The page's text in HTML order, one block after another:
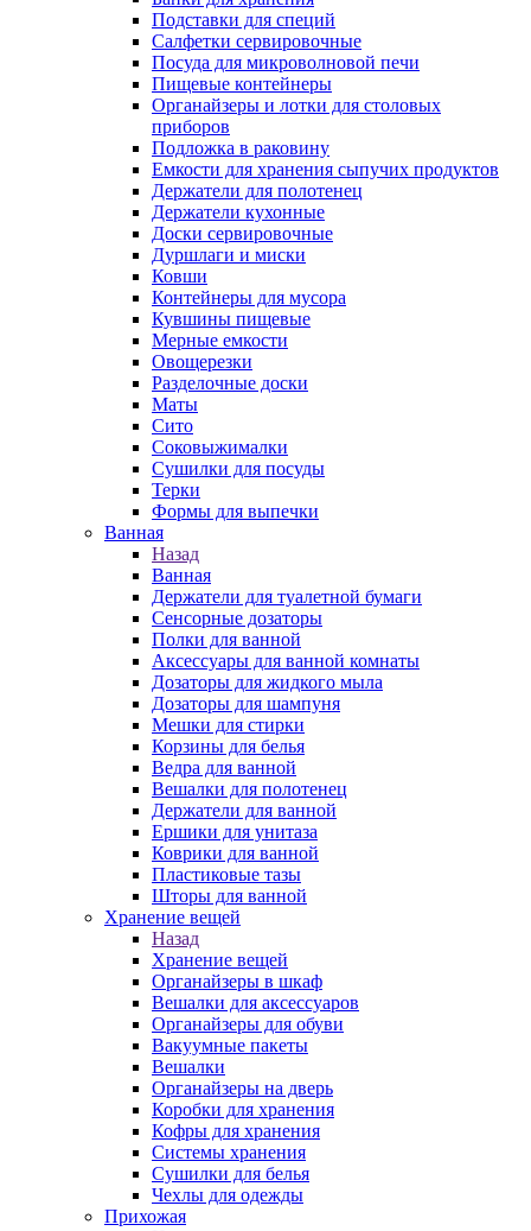
Подставки для специй
Салфетки сервировочные
Посуда для микроволновой печи
Пищевые контейнеры
Органайзеры и лотки для столовых
приборов
Подложка в раковину
Емкости для хранения сыпучих продуктов
Держатели для полотенец
Держатели кухонные
Доски сервировочные
Дуршлаги и миски
Ковши
Контейнеры для мусора
Кувшины пищевые
Мерные емкости
Овощерезки
Разделочные доски
Маты
Сито
Соковыжималки
Сушилки для посуды
Терки
Формы для выпечки
Ванная
Назад
Ванная
Держатели для туалетной бумаги
Сенсорные дозаторы
Полки для ванной
Аксессуары для ванной комнаты
Дозаторы для жидкого мыла
Дозаторы для шампуня
Мешки для стирки
Корзины для белья
Ведра для ванной
Вешалки для полотенец
Держатели для ванной
Ершики для унитаза
Коврики для ванной
Пластиковые тазы
Шторы для ванной
Хранение вещей
Назад
Хранение вещей
Органайзеры в шкаф
Вешалки для аксессуаров
Органайзеры для обуви
Вакуумные пакеты
Вешалки
Органайзеры на дверь
Коробки для хранения
Кофры для хранения
Системы хранения
Сушилки для белья
Чехлы для одежды
Прихожая